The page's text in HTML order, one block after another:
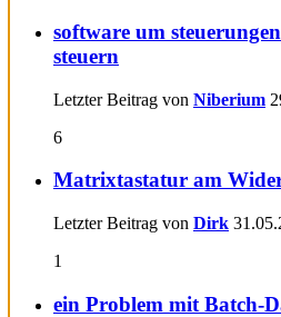
software um
steuern
Letzter Beitrag von Niberium
6
Matrixtastatur am
Letzter Beitrag von Dirk
1
ein Problem mit Batch-